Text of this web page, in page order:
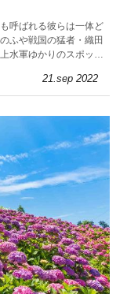
呼ばれる彼らは一体ど
ふや戦国の猛者・織田
水軍ゆかりのスポッ
21.sep 2022